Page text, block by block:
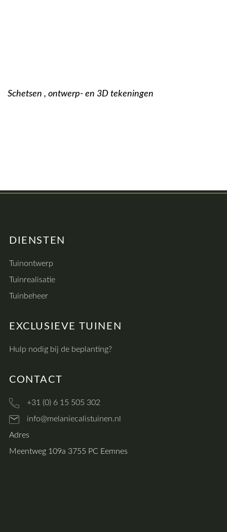
Schetsen , ontwerp- en 3D tekeningen
DIENSTEN
Tuinontwerp
Tuinrealisatie
Tuinbeheer
EXCLUSIEVE TUINEN
Hulp nodig bij de beplanting?
CONTACT
+31 (0) 6 15 505 302
info@melaniecalistuinen.nl
Adres
Meentweg 109a 3755 PC Eemnes